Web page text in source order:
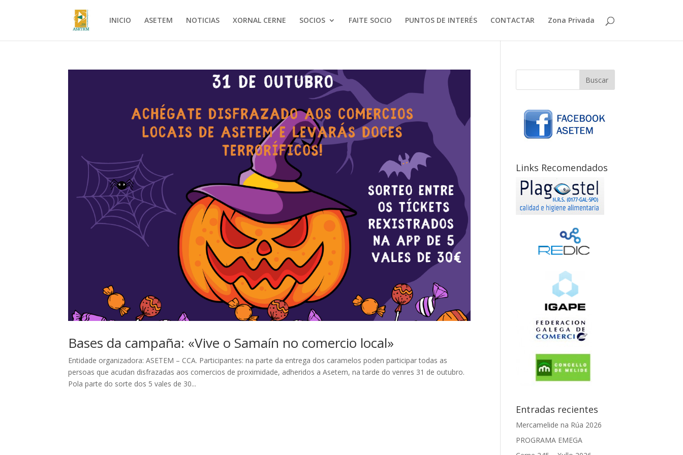
INICIO ASETEM NOTICIAS XORNAL CERNE SOCIOS FAITE SOCIO PUNTOS DE INTERÉS CONTACTAR Zona Privada
Bases da campaña: «Vive o Samaín no comercio local»
Entidade organizadora: ASETEM – CCA. Participantes: na parte da entrega dos caramelos poden participar todas as
persoas que acudan disfrazadas aos comercios de proximidade, adheridos a Asetem, na tarde do venres 31 de outubro.
Pola parte do sorte dos 5 vales de 30...
Links Recomendados
Entradas recientes
Mercamelide na Rúa 2026
PROGRAMA EMEGA